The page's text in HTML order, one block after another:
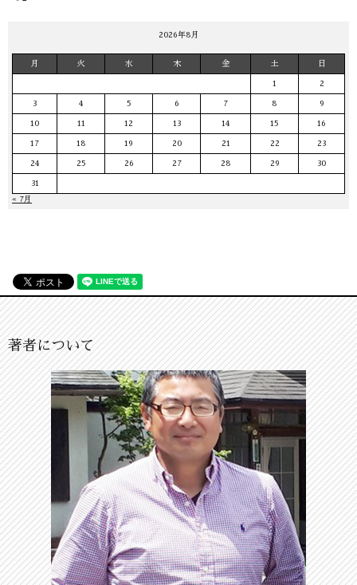
2026年8月
月 火 水 木 金 土 日
1 2
3 4 5 6 7 8 9
10 11 12 13 14 15 16
17 18 19 20 21 22 23
24 25 26 27 28 29 30
31
« 7月
著者について